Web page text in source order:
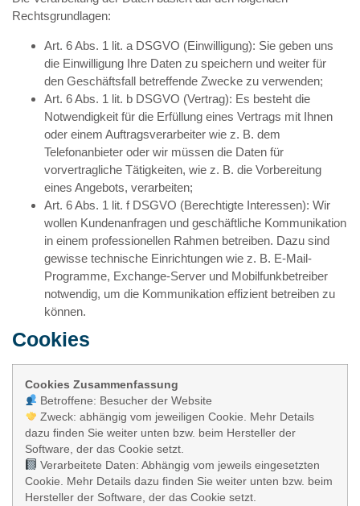
Rechtsgrundlagen:
Art. 6 Abs. 1 lit. a DSGVO (Einwilligung): Sie geben uns
die Einwilligung Ihre Daten zu speichern und weiter für
den Geschäftsfall betreffende Zwecke zu verwenden;
Art. 6 Abs. 1 lit. b DSGVO (Vertrag): Es besteht die
Notwendigkeit für die Erfüllung eines Vertrags mit Ihnen
oder einem Auftragsverarbeiter wie z. B. dem
Telefonanbieter oder wir müssen die Daten für
vorvertragliche Tätigkeiten, wie z. B. die Vorbereitung
eines Angebots, verarbeiten;
Art. 6 Abs. 1 lit. f DSGVO (Berechtigte Interessen): Wir
wollen Kundenanfragen und geschäftliche Kommunikation
in einem professionellen Rahmen betreiben. Dazu sind
gewisse technische Einrichtungen wie z. B. E-Mail-
Programme, Exchange-Server und Mobilfunkbetreiber
notwendig, um die Kommunikation effizient betreiben zu
können.
Cookies
Cookies Zusammenfassung
Betroffene: Besucher der Website
Zweck: abhängig vom jeweiligen Cookie. Mehr Details
dazu finden Sie weiter unten bzw. beim Hersteller der
Software, der das Cookie setzt.
Verarbeitete Daten: Abhängig vom jeweils eingesetzten
Cookie. Mehr Details dazu finden Sie weiter unten bzw. beim
Hersteller der Software, der das Cookie setzt.